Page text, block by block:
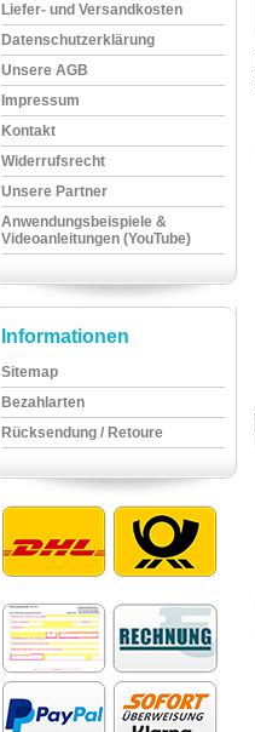
Liefer- und Versandkosten
Datenschutzerklärung
Unsere AGB
Impressum
Kontakt
Widerrufsrecht
Unsere Partner
Anwendungsbeispiele &
Videoanleitungen (YouTube)
Informationen
Sitemap
Bezahlarten
Rücksendung / Retoure